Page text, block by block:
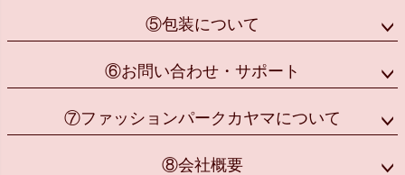
⑤包装について
⑥お問い合わせ・サポート
⑦ファッションパークカヤマについて
⑧会社概要